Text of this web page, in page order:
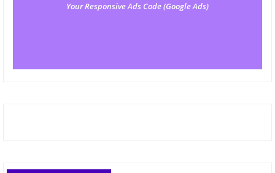
Your Responsive Ads Code (Google Ads)